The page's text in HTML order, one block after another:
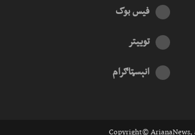
فیس بوک
توییتر
انېسټاګرام